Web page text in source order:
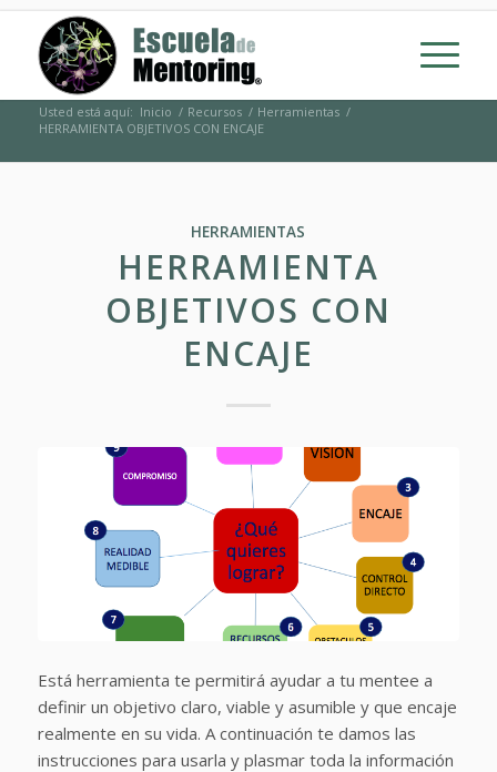
Usted está aquí: Inicio / Recursos / Herramientas /
HERRAMIENTA OBJETIVOS CON ENCAJE
HERRAMIENTAS
HERRAMIENTA
OBJETIVOS CON
ENCAJE
Está herramienta te permitirá ayudar a tu mentee a
definir un objetivo claro, viable y asumible y que encaje
realmente en su vida. A continuación te damos las
instrucciones para usarla y plasmar toda la información